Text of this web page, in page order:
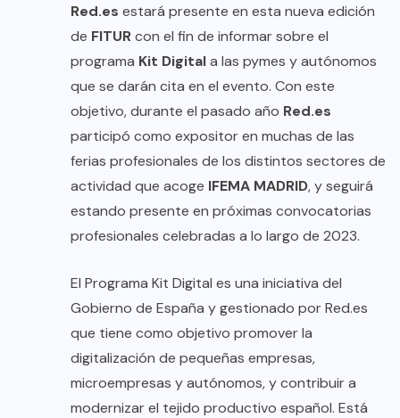
Red.es estará presente en esta nueva edición
de FITURcon el fin de informar sobre el
programa Kit Digitala las pymes y autónomos
que se darán cita en el evento. Con este
objetivo, durante el pasado año Red.es
participó como expositor en muchas de las
ferias profesionales de los distintos sectores de
actividad que acoge IFEMA MADRID, y seguirá
estando presente en próximas convocatorias
profesionales celebradas a lo largo de 2023.
El Programa Kit Digital es una iniciativa del
Gobierno de España y gestionado por Red.es
que tiene como objetivo promover la
digitalización de pequeñas empresas,
microempresas y autónomos, y contribuir a
modernizar el tejido productivo español. Está